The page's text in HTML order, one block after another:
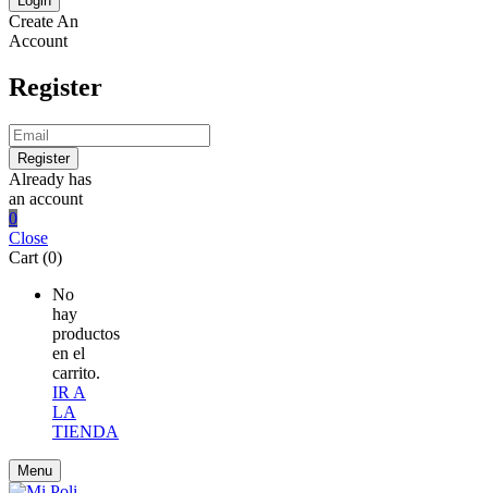
Create An
Account
Register
Already has
an account
0
Close
Cart (0)
No
hay
productos
en el
carrito.
IR A
LA
TIENDA
Menu